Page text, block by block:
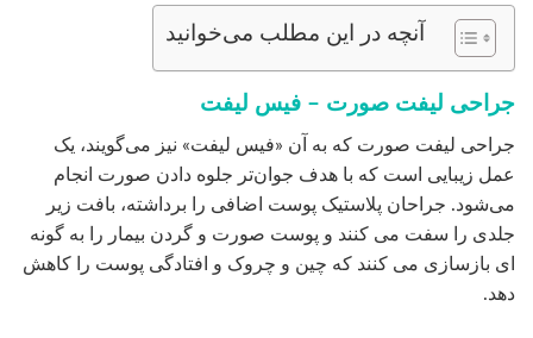
آنچه در این مطلب می‌خوانید
جراحی لیفت صورت – فیس لیفت
جراحی لیفت صورت که به آن «فیس لیفت» نیز می‌گویند، یک
عمل زیبایی است که با هدف جوان‌تر جلوه دادن صورت انجام
می‌شود. جراحان پلاستیک پوست اضافی را برداشته، بافت زیر
جلدی را سفت می کنند و پوست صورت و گردن بیمار را به گونه
ای بازسازی می کنند که چین و چروک و افتادگی پوست را کاهش
دهد.